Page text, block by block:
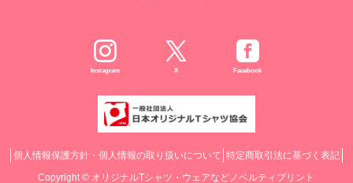
Instagram X Facebook
個人情報保護方針・個人情報の取り扱いについて 特定商取引法に基づく表記
Copyright © オリジナルTシャツ・ウェアなどノベルティプリント